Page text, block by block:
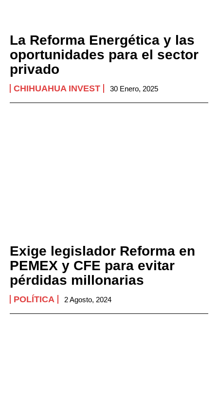
La Reforma Energética y las
oportunidades para el sector
privado
CHIHUAHUA INVEST 30 Enero, 2025
Exige legislador Reforma en
PEMEX y CFE para evitar
pérdidas millonarias
POLÍTICA 2 Agosto, 2024